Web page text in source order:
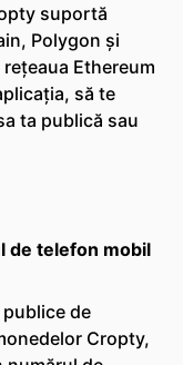
suportă
Polygon și
Ethereum
să te
ta publică sau
de telefon mobil
de
Cropty,